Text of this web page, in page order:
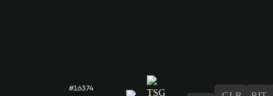
#16374